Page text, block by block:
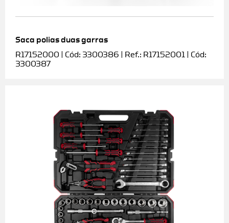
Saca polias duas garras
R17152000 | Cód: 3300386 | Ref.: R17152001 | Cód:
3300387